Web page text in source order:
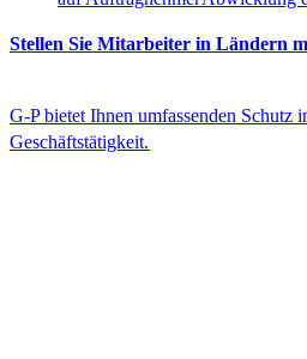
Stellen Sie Mitarbeiter in Ländern
G-P bietet Ihnen umfassenden Schutz
Geschäftstätigkeit.​​